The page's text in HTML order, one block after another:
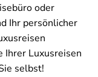
oder
Ihr persönlicher
Ihrer Luxusreisen
selbst!